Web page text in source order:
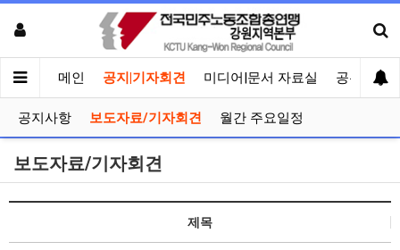
메인 공지|기자회견 미디어|문서 자료실 공유게시
공지사항 보도자료/기자회견 월간 주요일정
보도자료/기자회견
제목